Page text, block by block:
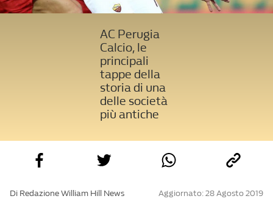
AC Perugia
Calcio, le
principali
tappe della
storia di una
delle società
più antiche
Di Redazione William Hill News Aggiornato: 28 Agosto 2019